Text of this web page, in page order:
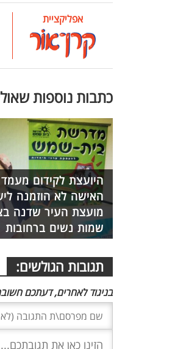
אפליקציית
כתבות נוספות
היועצת לקידום מעמד
האישה לא הוזמנה
מועצת העיר שדנה
שמות נשים ברחובות
תגובות הגולשים:
בניגוד לאחרים, דעתכם